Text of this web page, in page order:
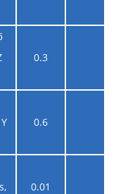
0.3
0.6
0.01